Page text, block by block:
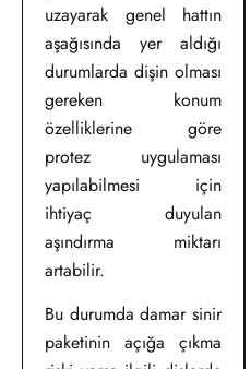
uzayarak genel hattın
aşağısında yer aldığı
durumlarda dişin olması
gereken konum
özelliklerine göre
protez uygulaması
yapılabilmesi için
ihtiyaç duyulan
aşındırma miktarı
artabilir.
Bu durumda damar sinir
paketinin açığa çıkma